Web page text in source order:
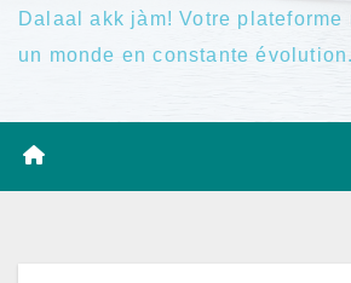
Dalaal akk jàm! Votre plateforme
un monde en constante évolution.